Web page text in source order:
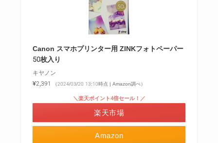
Canon スマホプリンター用 ZINKフォトペーパー
50枚入り
キヤノン
¥2,391
（2024/03/20 13:10時点 | Amazon調べ）
Amazon
＼楽天ポイント4倍セール！／
楽天市場